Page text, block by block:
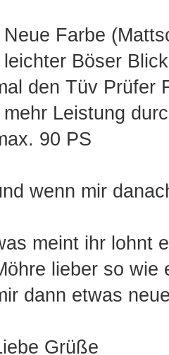
Neue Farbe
leichter Böser
den Tüv Prüfer
mehr Leistung
90 PS
wenn mir
meint ihr lohnt
lieber so wie
dann etwas
Grüße